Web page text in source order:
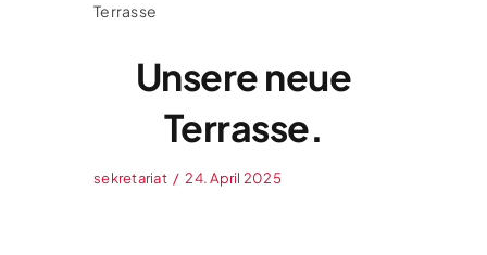
Terrasse
Unsere neue
Terrasse.
sekretariat / 24. April 2025